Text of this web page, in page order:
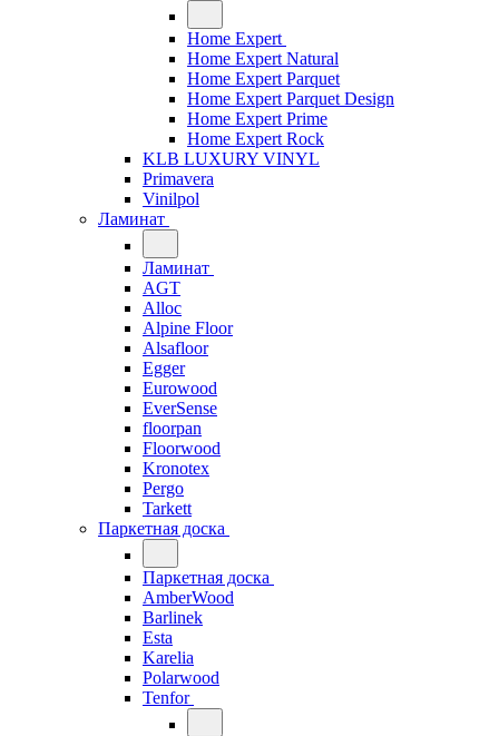
Home Expert
Home Expert Natural
Home Expert Parquet
Home Expert Parquet Design
Home Expert Prime
Home Expert Rock
KLB LUXURY VINYL
Primavera
Vinilpol
Ламинат
Ламинат
AGT
Alloc
Alpine Floor
Alsafloor
Egger
Eurowood
EverSense
floorpan
Floorwood
Kronotex
Pergo
Tarkett
Паркетная доска
Паркетная доска
AmberWood
Barlinek
Esta
Karelia
Polarwood
Tenfor